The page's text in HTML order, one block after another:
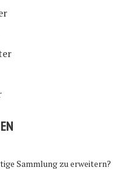
Sammlung zu erweitern?